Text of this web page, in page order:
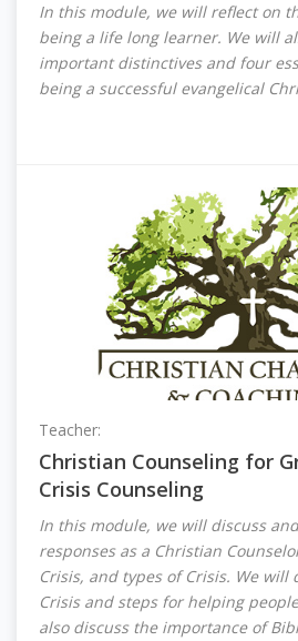
In this module, we will reflect on
being a life long learner. We will
important distinctives and four
being a successful evangelical
Teacher:
Christian Counseling for
Crisis Counseling
In this module, we will discuss
responses as a Christian
Crisis, and types of Crisis. We will
Crisis and steps for helping
also discuss the importance of